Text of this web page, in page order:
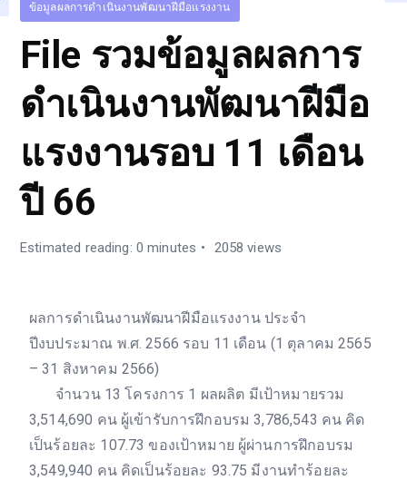
ข้อมูลผลการดำเนินงานพัฒนาฝีมือแรงงาน
File รวมข้อมูลผลการ
ดำเนินงานพัฒนาฝีมือ
แรงงานรอบ 11 เดือน
ปี 66
Estimated reading: 0 minutes 2058 views
ผลการดำเนินงานพัฒนาฝีมือแรงงาน ประจำ
ปีงบประมาณ พ.ศ. 2566 รอบ 11 เดือน (1 ตุลาคม 2565
– 31 สิงหาคม 2566)
จำนวน 13 โครงการ 1 ผลผลิต มีเป้าหมายรวม
3,514,690 คน ผู้เข้ารับการฝึกอบรม 3,786,543 คน คิด
เป็นร้อยละ 107.73 ของเป้าหมาย ผู้ผ่านการฝึกอบรม
3,549,940 คน คิดเป็นร้อยละ 93.75 มีงานทำร้อยละ